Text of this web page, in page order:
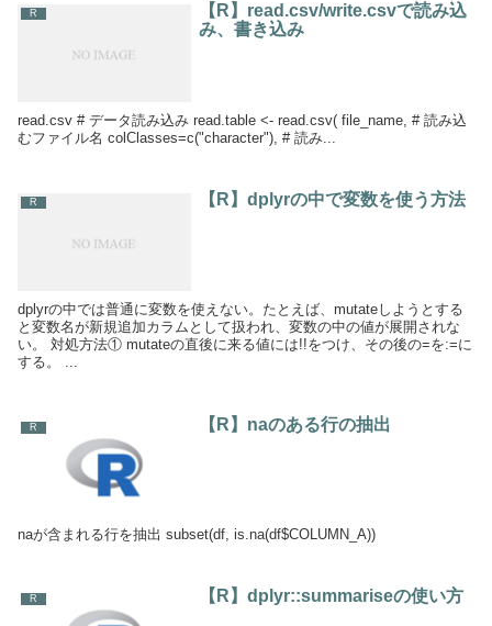
R
【R】read.csv/write.csvで読み込
み、書き込み
read.csv # データ読み込み read.table <- read.csv( file_name, # 読み込
むファイル名 colClasses=c("character"), # 読み...
R 【R】dplyrの中で変数を使う方法
dplyrの中では普通に変数を使えない。たとえば、mutateしようとする
と変数名が新規追加カラムとして扱われ、変数の中の値が展開されな
い。 対処方法① mutateの直後に来る値には!!をつけ、その後の=を:=に
する。 ...
R 【R】naのある行の抽出
naが含まれる行を抽出 subset(df, is.na(df$COLUMN_A))
R 【R】dplyr::summariseの使い方